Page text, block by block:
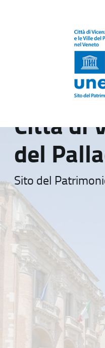
Città di
del
Sito del